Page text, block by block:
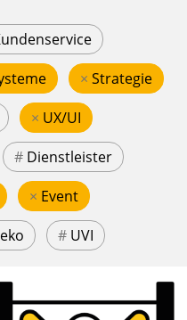
× Strategie
× UX/UI
# Dienstleister
× Event
# UVI